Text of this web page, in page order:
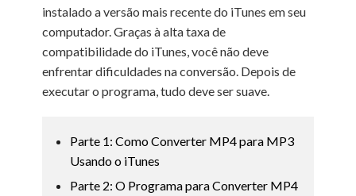
instalado a versão mais recente do iTunes em seu
computador. Graças à alta taxa de
compatibilidade do iTunes, você não deve
enfrentar dificuldades na conversão. Depois de
executar o programa, tudo deve ser suave.
Parte 1: Como Converter MP4 para MP3
Usando o iTunes
Parte 2: O Programa para Converter MP4